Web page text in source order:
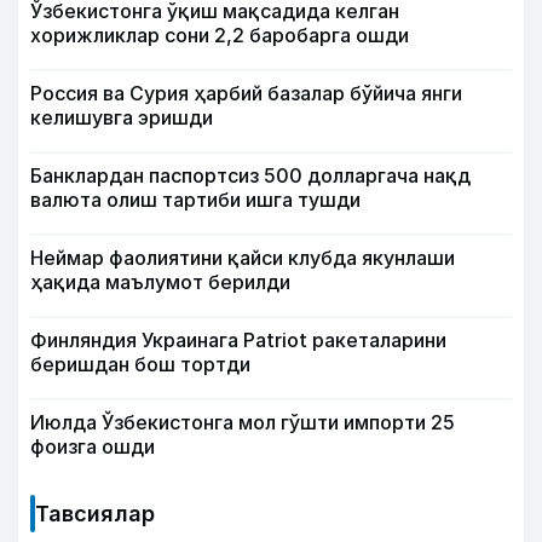
Ўзбекистонга ўқиш мақсадида келган
хорижликлар сони 2,2 баробарга ошди
Россия ва Сурия ҳарбий базалар бўйича янги
келишувга эришди
Банклардан паспортсиз 500 долларгача нақд
валюта олиш тартиби ишга тушди
Неймар фаолиятини қайси клубда якунлаши
ҳақида маълумот берилди
Финляндия Украинага Patriot ракеталарини
беришдан бош тортди
Июлда Ўзбекистонга мол гўшти импорти 25
фоизга ошди
Тавсиялар